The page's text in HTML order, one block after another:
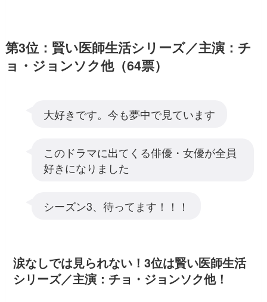
第3位：賢い医師生活シリーズ／主演：チ
ョ・ジョンソク他（64票）
大好きです。今も夢中で見ています
このドラマに出てくる俳優・女優が全員
好きになりました
シーズン3、待ってます！！！
涙なしでは見られない！3位は賢い医師生活
シリーズ／主演：チョ・ジョンソク他！